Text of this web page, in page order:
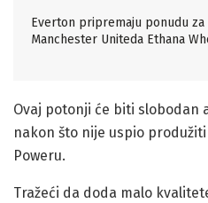
Everton pripremaju ponudu za
Manchester Uniteda Ethana
Ovaj potonji će biti slobodan
nakon što nije uspio
Poweru.
Tražeći da doda malo